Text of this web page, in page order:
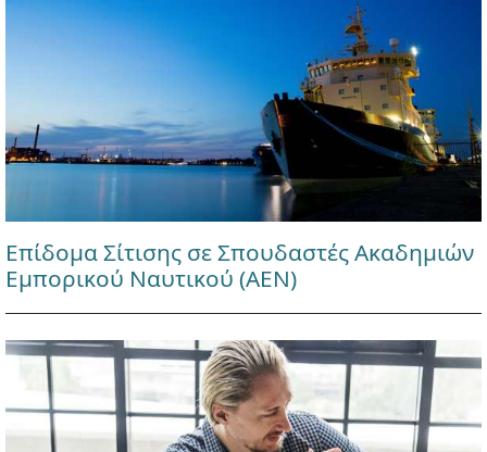
Επίδομα Σίτισης σε Σπουδαστές Ακαδημιών
Εμπορικού Ναυτικού (ΑΕΝ)